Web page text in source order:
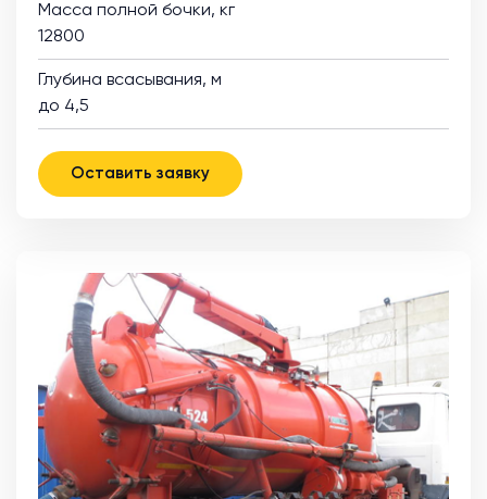
Масса полной бочки, кг
12800
Глубина всасывания, м
до 4,5
Оставить заявку